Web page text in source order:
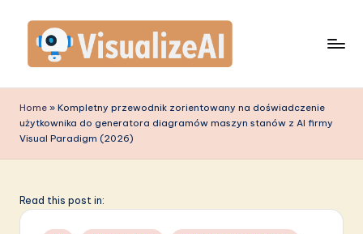
content
is
u
a
z
Home » Kompletny przewodnik zorientowany na doświadczenie
użytkownika do generatora diagramów maszyn stanów z AI firmy
Visual Paradigm (2026)
Read this post in: